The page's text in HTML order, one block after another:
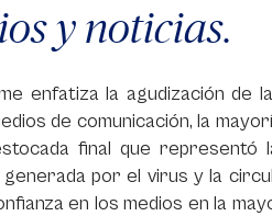
y noticias.
enfatiza la agudización de
de comunicación, la
final que representó
por el virus y la
en los medios en la